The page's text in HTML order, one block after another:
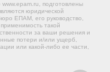
подготовлены
юридической
ЕПАМ, его руководство,
такой
за ваши решения и
потери и/или ущерб,
или какой-либо ее части,